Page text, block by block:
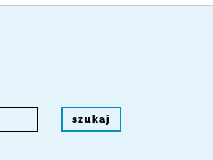
szukaj